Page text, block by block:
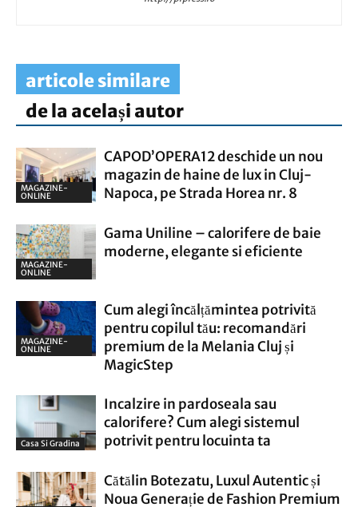
articole similare
de la același autor
MAGAZINE-
ONLINE
CAPOD’OPERA12 deschide un nou
magazin de haine de lux in Cluj-
Napoca, pe Strada Horea nr. 8
MAGAZINE-
ONLINE
Gama Uniline – calorifere de baie
moderne, elegante si eficiente
MAGAZINE-
ONLINE
Cum alegi încălțămintea potrivită
pentru copilul tău: recomandări
premium de la Melania Cluj și
MagicStep
Casa Si Gradina
Incalzire in pardoseala sau
calorifere? Cum alegi sistemul
potrivit pentru locuinta ta
Cătălin Botezatu, Luxul Autentic și
Noua Generație de Fashion Premium